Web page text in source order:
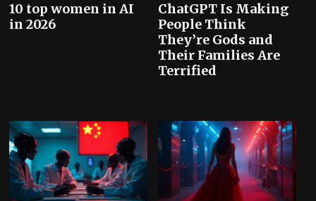
10 top women in AI
in 2026
ChatGPT Is Making
People Think
They’re Gods and
Their Families Are
Terrified